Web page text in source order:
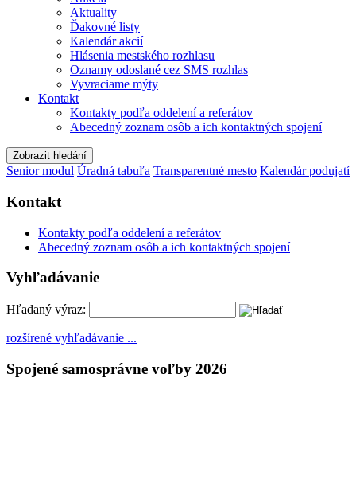
Aktuality
Ďakovné listy
Kalendár akcií
Hlásenia mestského rozhlasu
Oznamy odoslané cez SMS rozhlas
Vyvraciame mýty
Kontakt
Kontakty podľa oddelení a referátov
Abecedný zoznam osôb a ich kontaktných spojení
Zobrazit hledání
Senior modul Úradná tabuľa Transparentné mesto Kalendár podujatí
Kontakt
Kontakty podľa oddelení a referátov
Abecedný zoznam osôb a ich kontaktných spojení
Vyhľadávanie
Hľadaný výraz:
rozšírené vyhľadávanie ...
Spojené samosprávne voľby 2026